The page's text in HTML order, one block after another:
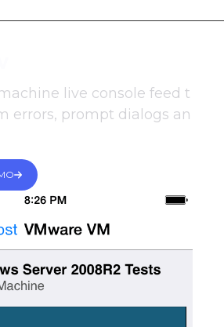
live console feed t
errors, prompt dialogs an